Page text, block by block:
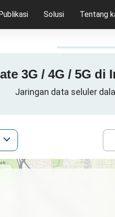
Solusi Tentang
3G / 4G / 5G
Jaringan data seluler